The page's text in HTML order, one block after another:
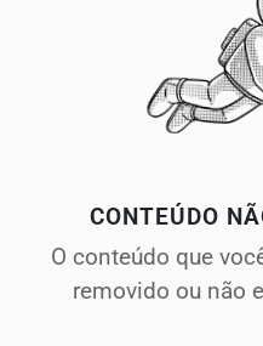
CONTEÚDO
O conteúdo que
removido ou não